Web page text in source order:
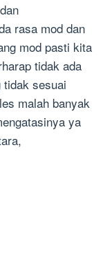
rasa mod dan
mod pasti kita
tidak ada
tidak sesuai
malah banyak
ya